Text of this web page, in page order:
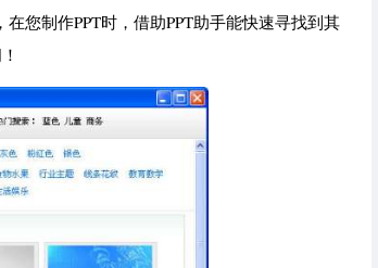
您制作PPT时，借助PPT助手能快速寻找到其